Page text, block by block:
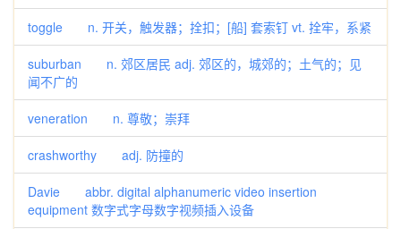
toggle n. 开关，触发器；拴扣；[船] 套索钉 vt. 拴牢，系紧
suburban n. 郊区居民 adj. 郊区的，城郊的；土气的；见
闻不广的
veneration n. 尊敬；崇拜
crashworthy adj. 防撞的
Davie abbr. digital alphanumeric video insertion
equipment 数字式字母数字视频插入设备